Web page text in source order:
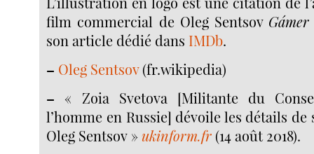
film commercial de Oleg Sentsov Gámer
son article dédié dans IMDb.
– Oleg Sentsov(fr.wikipedia)
– « Zoia Svetova [Militante du
l’homme en Russie] dévoile les détails
Oleg Sentsov »ukinform.fr (14 août 2018).